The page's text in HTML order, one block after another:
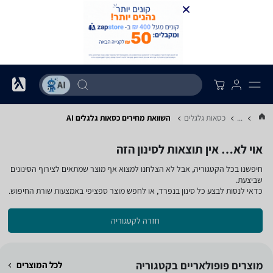
... כסאות גלגלים השוואת מחירים כסאות גלגלים ‏AI
אוי לא… אין תוצאות לסינון הזה
חיפשנו בכל הקטגוריה, אבל לא הצלחנו למצוא אף מוצר שמתאים לצירוף הסינונים
שביצעת.
כדאי לנסות לבצע כל סינון בנפרד, או לחפש מוצר ספציפי באמצעות שורת החיפוש.
חזרה לקטגוריה
מוצרים פופולאריים בקטגוריה לכל המוצרים